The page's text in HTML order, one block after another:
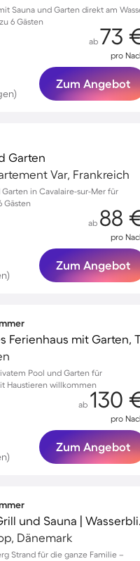
Sauna und Garten direkt am
6 Gästen
ab 73
pro
Zum Angebot
Garten
Var, Frankreich
in Cavalaire-sur-Mer für
Gästen
ab 88
pro
Zum Angebot
Pool und Garten für
Haustieren willkommen
ab 130
pro
Zum Angebot
Dänemark
Strand für die ganze Familie –